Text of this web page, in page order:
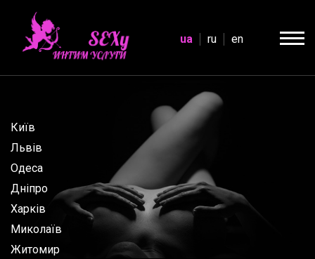
ua ru en
Київ
Львів
Одеса
Дніпро
Харків
Миколаїв
Житомир